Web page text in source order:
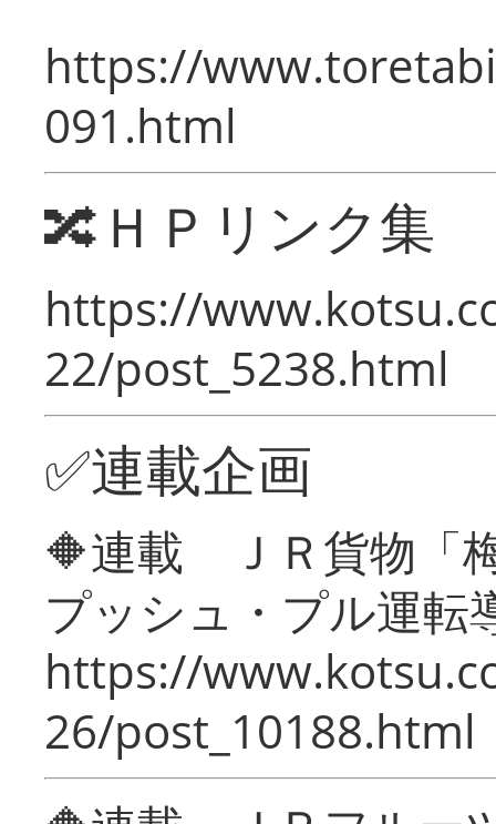
https://
091.html
🔀ＨＰリンク集
https://
22/post_5238.html
✅連載企画
🔶連載 ＪＲ貨物「
プッシュ・プル運転
https://
26/post_10188.html